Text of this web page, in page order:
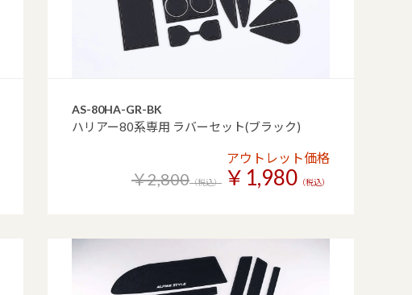
AS-80HA-GR-BK
ハリアー80系専用 ラバーセット(ブラック)
アウトレット価格
￥2,800（税込） ￥1,980 （税込）